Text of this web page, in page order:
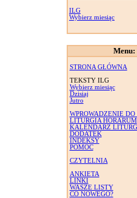
ILG
Wybierz miesiąc
Menu:
STRONA GŁÓWNA
TEKSTY ILG
Wybierz miesiąc
Dzisiaj
Jutro
WPROWADZENIE
LITURGIA HORARUM
KALENDARZ
DODATEK
INDEKSY
POMOC
CZYTELNIA
ANKIETA
LINKI
WASZE LISTY
CO NOWEGO?